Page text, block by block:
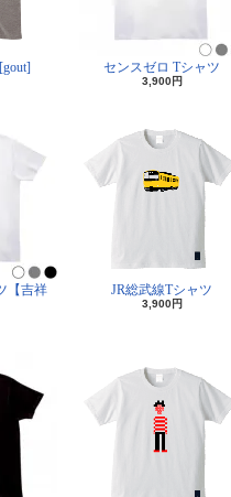
センスゼロ Tシャツ
3,900円
【吉祥
JR総武線Tシャツ
3,900円